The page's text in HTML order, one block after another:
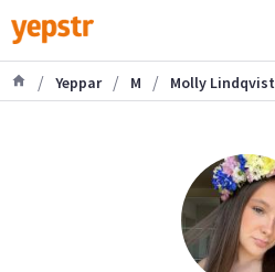
/ Yeppar / M / Molly Lindqvist